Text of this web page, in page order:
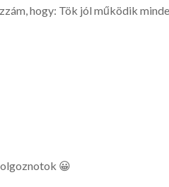
hogy: Tök jól működik
😀